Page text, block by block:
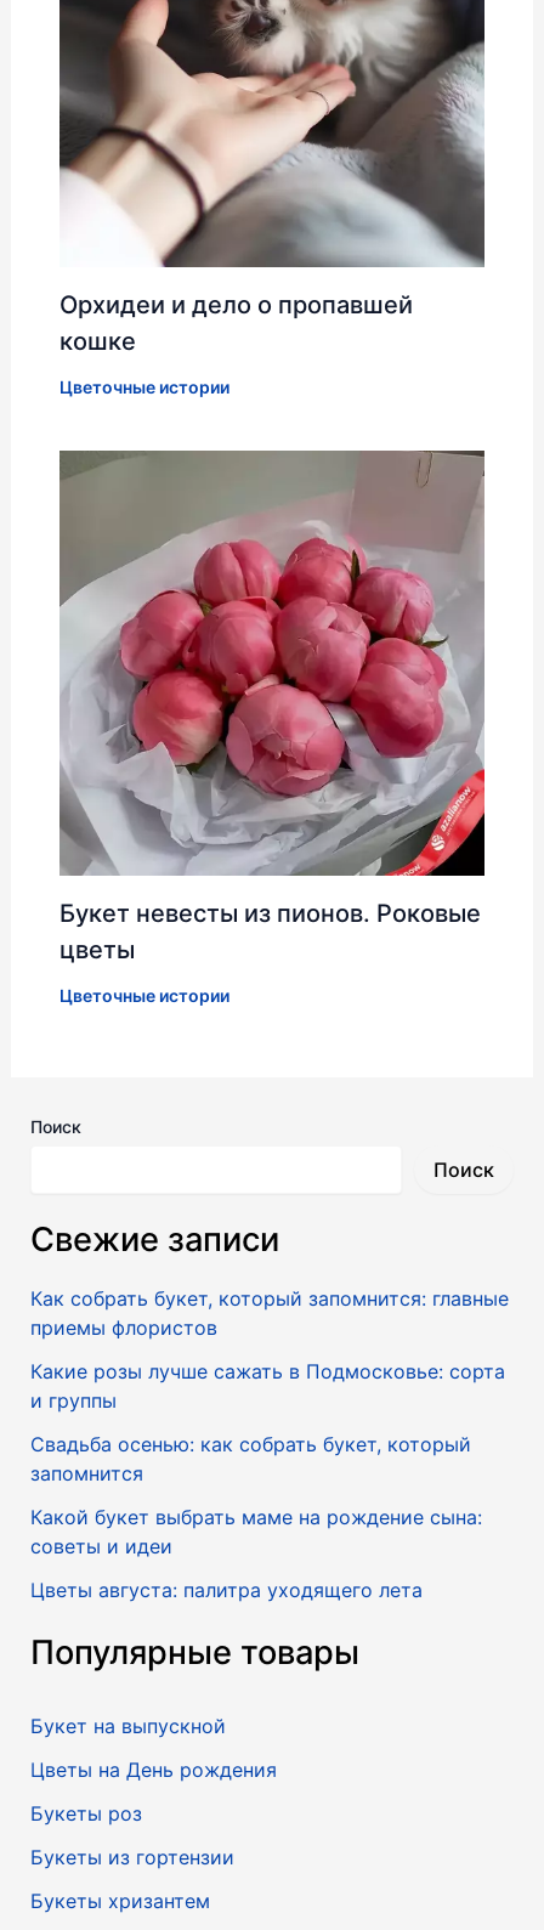
Орхидеи и дело о пропавшей
кошке
Цветочные истории
Букет невесты из пионов. Роковые
цветы
Цветочные истории
Поиск
Поиск
Свежие записи
Как собрать букет, который запомнится: главные
приемы флористов
Какие розы лучше сажать в Подмосковье: сорта
и группы
Свадьба осенью: как собрать букет, который
запомнится
Какой букет выбрать маме на рождение сына:
советы и идеи
Цветы августа: палитра уходящего лета
Популярные товары
Букет на выпускной
Цветы на День рождения
Букеты роз
Букеты из гортензии
Букеты хризантем